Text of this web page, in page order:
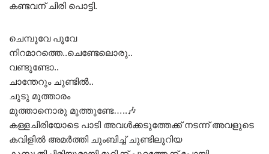
കണ്ടവന് ചിരി പൊട്ടി.
ചെമ്പൂവേ പൂവേ
നിറമാറത്തെ..ചെണ്ടേലൊരു..
വണ്ടുണ്ടോ..
ചാന്തേറും ചുണ്ടിൽ..
ചുടു മുത്താരം
മുത്താനൊരു മുത്തുണ്ടേ…..🎶
കള്ളചിരിയോടെ പാടി അവൾക്കടുത്തേക്ക് നടന്ന് അവളുടെ
കവിളിൽ അമർത്തി ചുംബിച്ച് ചുണ്ടിലൂറിയ